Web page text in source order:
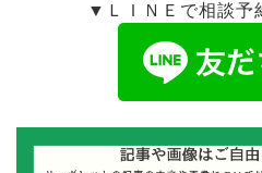
▼ＬＩＮＥで相談予